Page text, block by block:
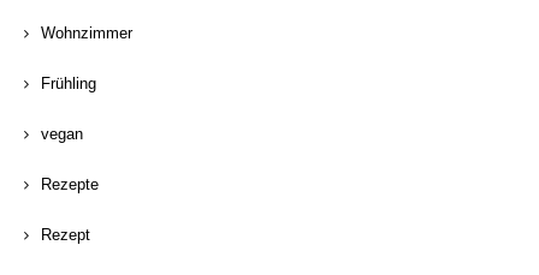
Wohnzimmer
Frühling
vegan
Rezepte
Rezept